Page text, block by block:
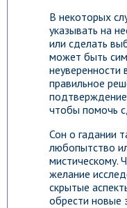
В некоторых
указывать на
или сделать
может быть
неуверенности
правильное
чтобы помочь
Сон о гадании
любопытство
мистическому.
желание
скрытые
обрести новые